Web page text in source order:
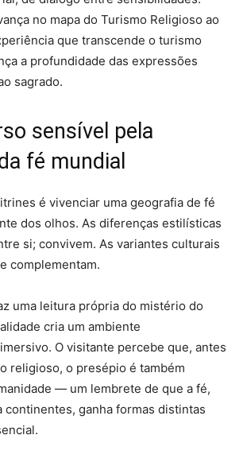
no mapa do Turismo Religioso ao
que transcende o turismo
a profundidade das expressões
sagrado.
sensível pela
fé mundial
é vivenciar uma geografia de fé
dos olhos. As diferenças estilísticas
si; convivem. As variantes culturais
complementam.
uma leitura própria do mistério do
cria um ambiente
O visitante percebe que, antes
religioso, o presépio é também
— um lembrete de que a fé,
continentes, ganha formas distintas